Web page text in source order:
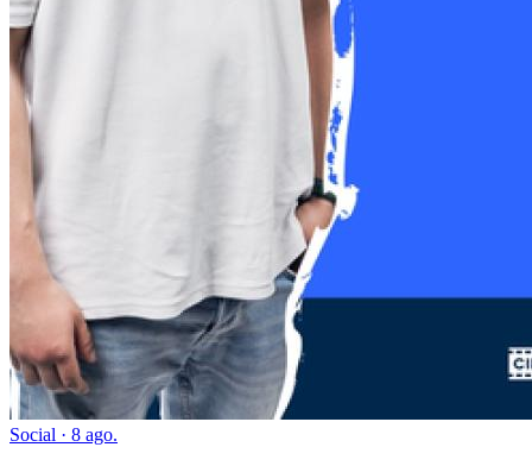
Social · 8 ago.